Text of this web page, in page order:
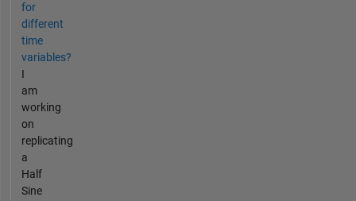
for
different
time
variables?
I
am
working
on
replicating
a
Half
Sine